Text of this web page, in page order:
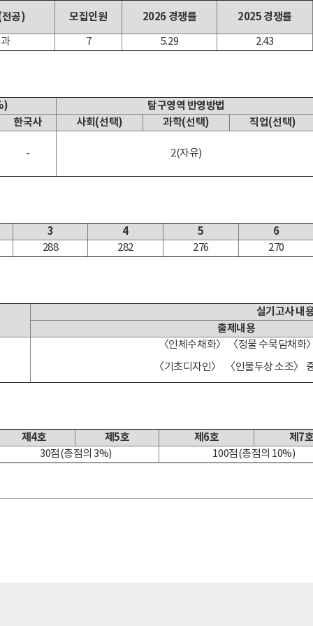
전공) 모집인원 2026 경쟁률 2025 경쟁률
7 5.29 2.43
탐구영역 반영방법
한국사 사회(선택) 과학(선택) 직업(선택)
- 2(자유)
3 4 5 6
288 282 276 270
실기고사 내
출제내용
〈인체수채화〉 〈정물 수묵담채화〉
〈기초디자인〉 〈인물두상 소조〉
제4호 제5호 제6호 제7호
30점(총점의 3%) 100점(총점의 10%)